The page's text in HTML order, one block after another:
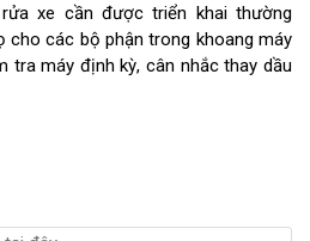
xe cần được triển khai thường
cho các bộ phận trong khoang máy
tra máy định kỳ, cân nhắc thay dầu